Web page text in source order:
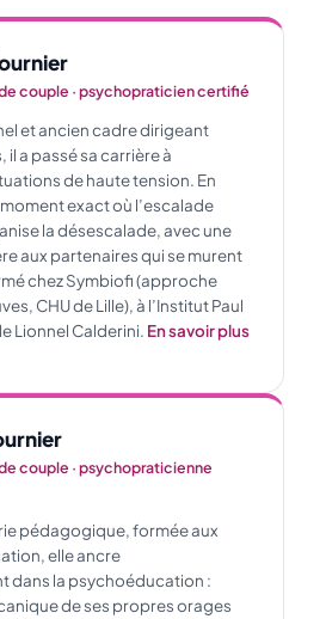
couple · psychopraticien certifié
et ancien cadre dirigeant
a passé sa carrière à
de haute tension. En
exact où l’escalade
la désescalade, avec une
aux partenaires qui se murent
chez Symbiofi (approche
CHU de Lille), à l’Institut Paul
Lionnel Calderini. En savoir plus
couple · psychopraticienne
pédagogique, formée aux
elle ancre
dans la psychoéducation :
de ses propres orages